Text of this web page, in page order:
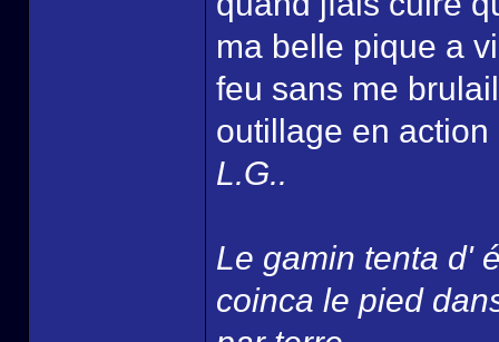
ma belle pique a
feu sans me
outillage en
L.G..
Le gamin tenta d'
coinca le pied